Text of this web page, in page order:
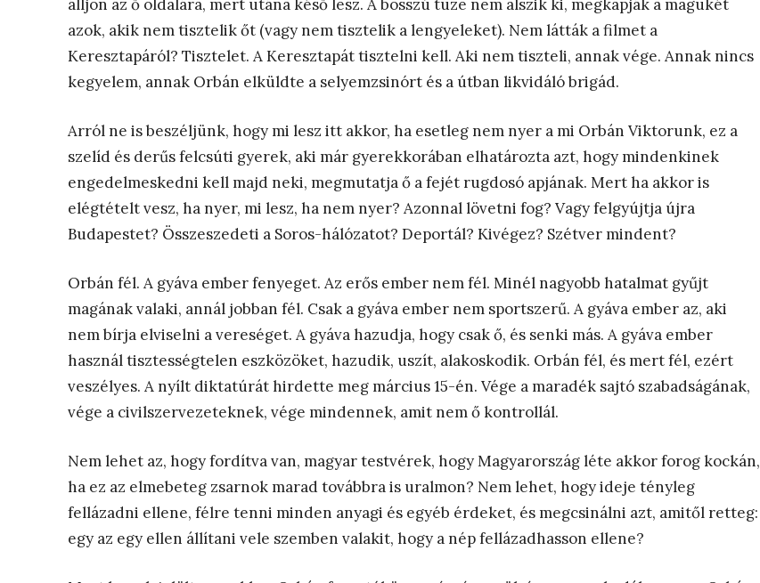
álljon az ő oldalára, mert utána késő lesz. A bosszú tüze nem alszik ki, megkapják a magukét
azok, akik nem tisztelik őt (vagy nem tisztelik a lengyeleket). Nem látták a filmet a
Keresztapáról? Tisztelet. A Keresztapát tisztelni kell. Aki nem tiszteli, annak vége. Annak nincs
kegyelem, annak Orbán elküldte a selyemzsinórt és a útban likvidáló brigád.
Arról ne is beszéljünk, hogy mi lesz itt akkor, ha esetleg nem nyer a mi Orbán Viktorunk, ez a
szelíd és derűs felcsúti gyerek, aki már gyerekkorában elhatározta azt, hogy mindenkinek
engedelmeskedni kell majd neki, megmutatja ő a fejét rugdosó apjának. Mert ha akkor is
elégtételt vesz, ha nyer, mi lesz, ha nem nyer? Azonnal lövetni fog? Vagy felgyújtja újra
Budapestet? Összeszedeti a Soros-hálózatot? Deportál? Kivégez? Szétver mindent?
Orbán fél. A gyáva ember fenyeget. Az erős ember nem fél. Minél nagyobb hatalmat gyűjt
magának valaki, annál jobban fél. Csak a gyáva ember nem sportszerű. A gyáva ember az, aki
nem bírja elviselni a vereséget. A gyáva hazudja, hogy csak ő, és senki más. A gyáva ember
használ tisztességtelen eszközöket, hazudik, uszít, alakoskodik. Orbán fél, és mert fél, ezért
veszélyes. A nyílt diktatúrát hirdette meg március 15-én. Vége a maradék sajtó szabadságának,
vége a civilszervezeteknek, vége mindennek, amit nem ő kontrollál.
Nem lehet az, hogy fordítva van, magyar testvérek, hogy Magyarország léte akkor forog kockán,
ha ez az elmebeteg zsarnok marad továbbra is uralmon? Nem lehet, hogy ideje tényleg
fellázadni ellene, félre tenni minden anyagi és egyéb érdeket, és megcsinálni azt, amitől retteg:
egy az egy ellen állítani vele szemben valakit, hogy a nép fellázadhasson ellene?